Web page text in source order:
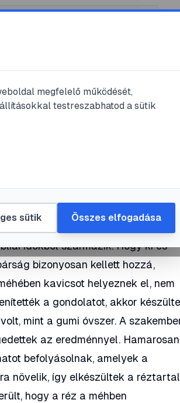
időkből származik. Hogy ki és
bizonyosan kellett hozzá,
kavicsot helyeznek el, nem
a gondolatot, akkor
mint a gumi óvszer. A
az eredménnyel. Hamarosan
befolyásolnak, amelyek a
növelik, így elkészültek a
hogy a réz a méhben
megfelelő működését,
testreszabhatod a sütik
sütik Összes elfogadása